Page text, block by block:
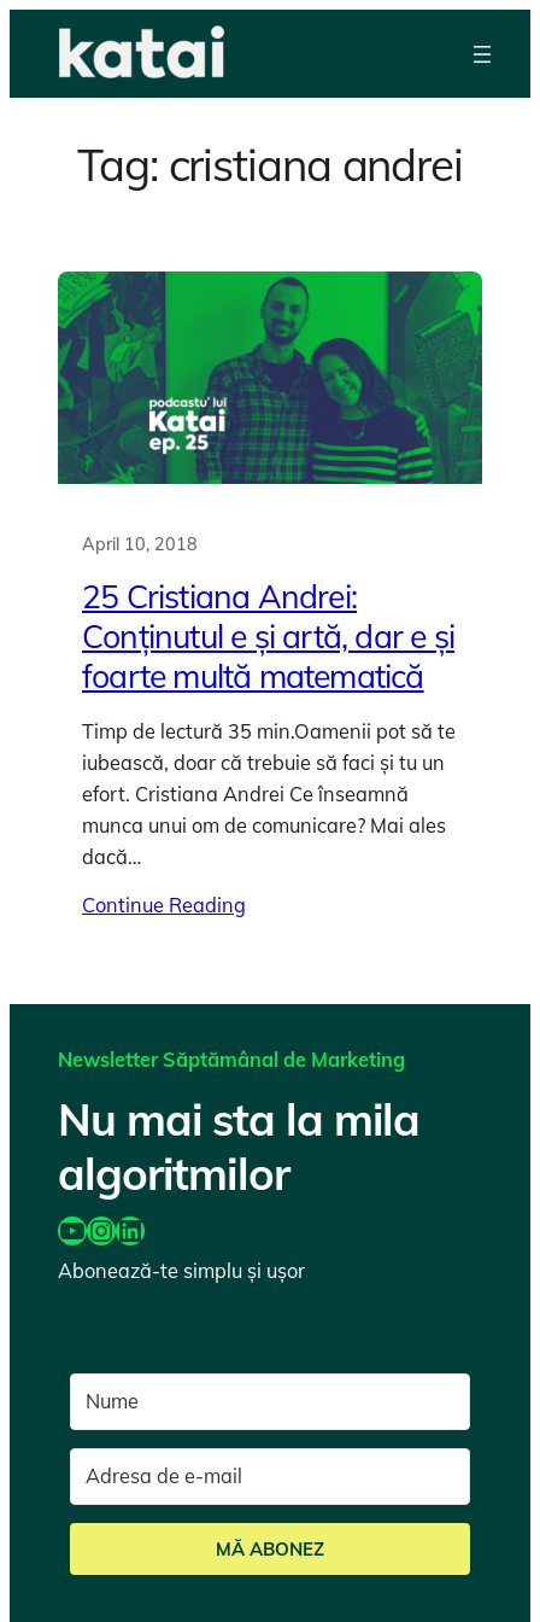
Tag: cristiana andrei
April 10, 2018
25 Cristiana Andrei:
Conținutul e și artă, dar e și
foarte multă matematică
Timp de lectură 35 min.Oamenii pot să te
iubească, doar că trebuie să faci și tu un
efort. Cristiana Andrei Ce înseamnă
munca unui om de comunicare? Mai ales
dacă…
Continue Reading
Newsletter Săptămânal de Marketing
Nu mai sta la mila
algoritmilor
https://www.youtube.com/@katairobi InstagramLinkedIn
Abonează-te simplu și ușor
MĂ ABONEZ